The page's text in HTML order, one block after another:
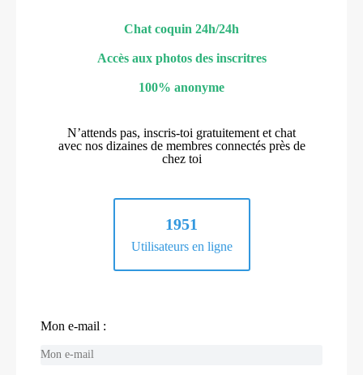
Chat coquin 24h/24h
Accès aux photos des inscritres
100% anonyme
N’attends pas, inscris-toi gratuitement et chat
avec nos dizaines de membres connectés près de
chez toi
1951
Utilisateurs en ligne
Mon e-mail :